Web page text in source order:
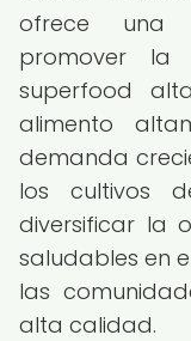
ofrece una
promover la
superfood
alimento
demanda
los cultivos
diversificar la
saludables en
las
alta calidad.